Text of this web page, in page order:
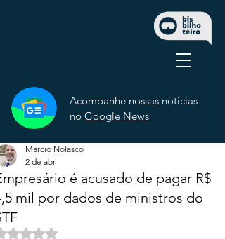
Acompanhe nossas notícias
no Google News
é acusado de pagar R$
mil por dados de ministros do
Marcio Nolasco
2 de abr.
Avaliado com NaN de 5 estrelas.